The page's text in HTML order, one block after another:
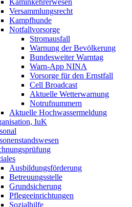
Kaminkehrerwesen
Versammlungsrecht
Kampfhunde
Notfallvorsorge
Stromausfall
Warnung der Bevölkerung
Bundesweiter Warntag
Warn-App NINA
Vorsorge für den Ernstfall
Cell Broadcast
Aktuelle Wetterwarnung
Notrufnummern
Aktuelle Hochwassermeldung
IuK
Ausbildungsförderung
Betreuungsstelle
Grundsicherung
Pflegeeinrichtungen
Sozialhilfe